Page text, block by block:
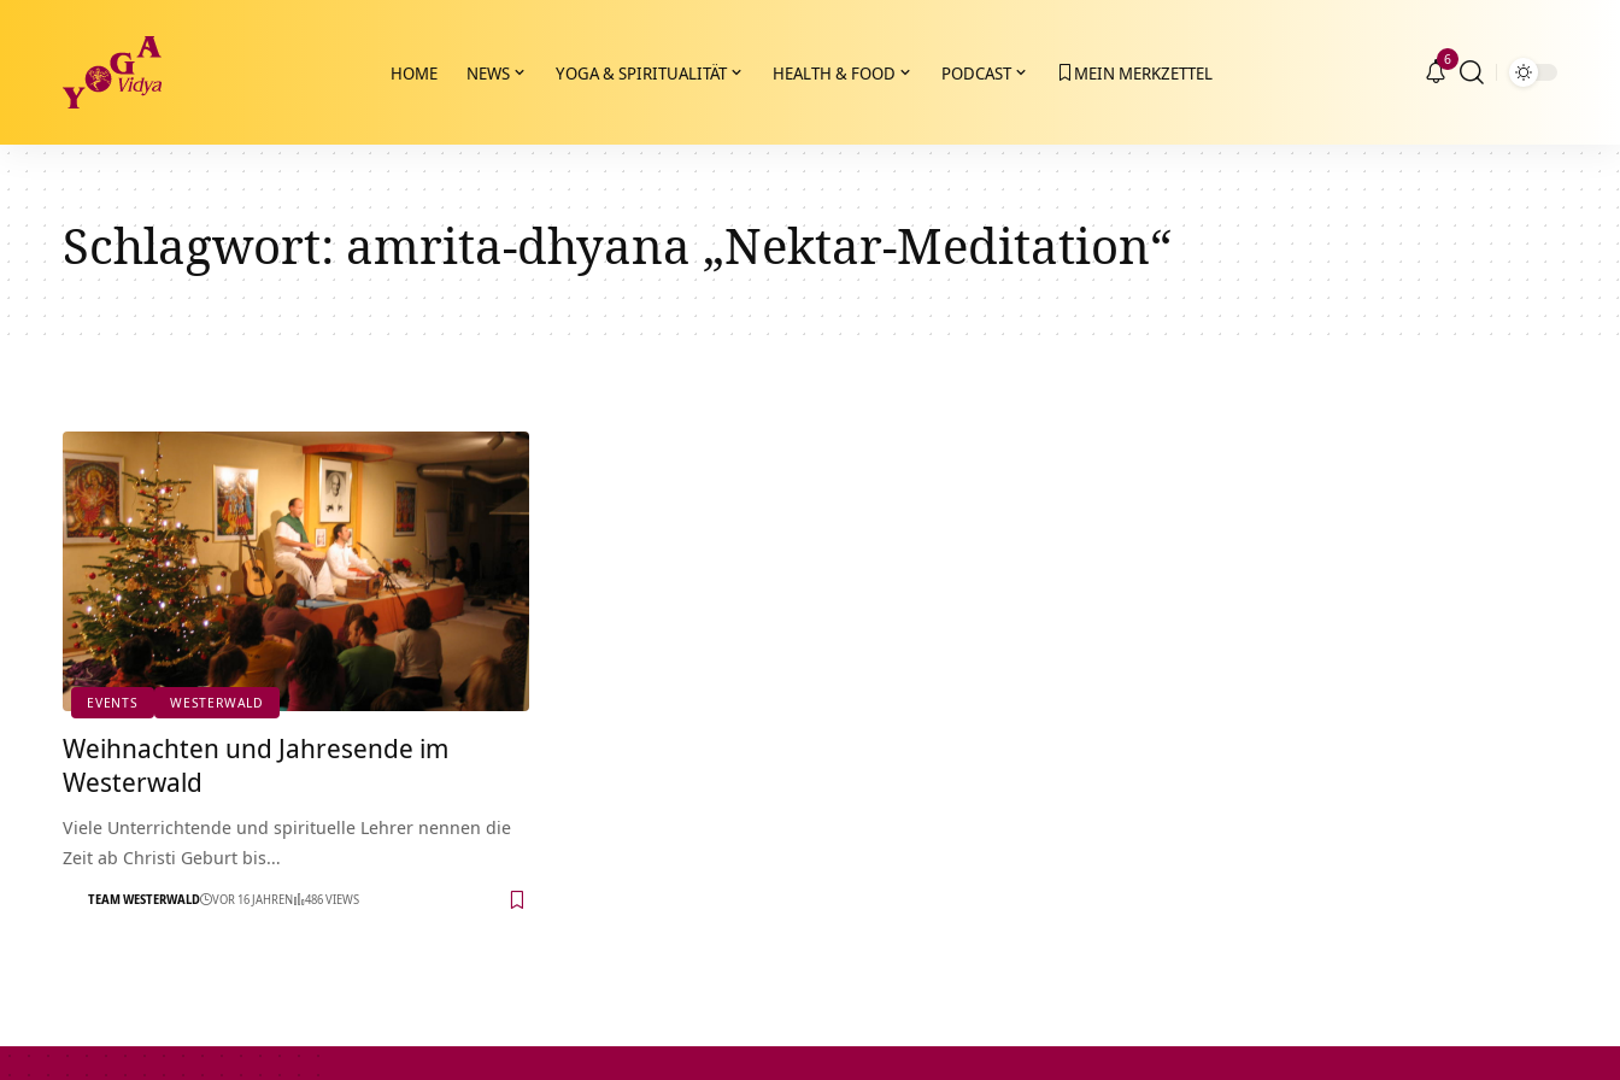
HOME NEWS YOGA & SPIRITUALITÄT HEALTH & FOOD PODCAST MEIN MERKZETTEL
6
Schlagwort: amrita-dhyana „Nektar-Meditation“
EVENTS WESTERWALD
Weihnachten und Jahresende im
Westerwald
Viele Unterrichtende und spirituelle Lehrer nennen die
Zeit ab Christi Geburt bis…
TEAM WESTERWALD VOR 16 JAHREN 486 VIEWS